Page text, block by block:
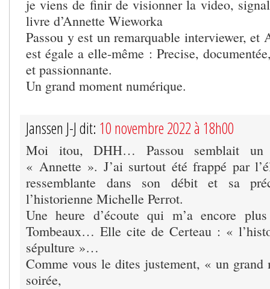
je viens de finir de visionner la video,
livre d’Annette Wieworka
Passou y est un remarquable interviewer, et
est égale a elle-même : Precise,
et passionnante.
Un grand moment numérique.
Janssen J-J dit: 10 novembre 2022 à 18h00
Moi itou, DHH… Passou semblait un
« Annette ». J’ai surtout été frappé par
ressemblante dans son débit et sa
l’historienne Michelle Perrot.
Une heure d’écoute qui m’a encore
Tombeaux… Elle cite de Certeau : «
sépulture »…
Comme vous le dites justement, « un
soirée,